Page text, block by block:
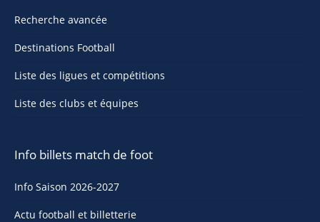
Recherche avancée
Destinations Football
Liste des ligues et compétitions
Liste des clubs et équipes
Info billets match de foot
Info Saison 2026-2027
Actu football et billetterie